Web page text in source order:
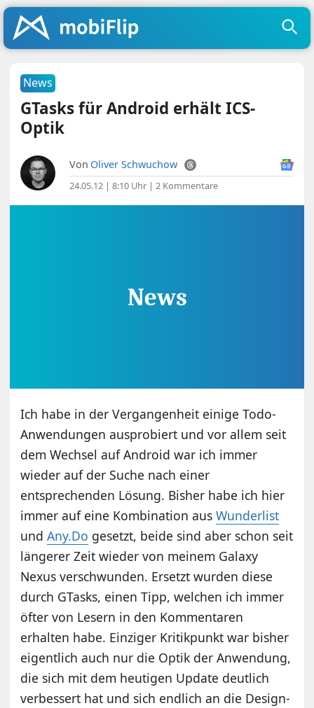
News
GTasks für Android erhält ICS-
Optik
Von Oliver Schwuchow
24.05.12 | 8:10 Uhr |2 Kommentare
Ich habe in der Vergangenheit einige Todo-
Anwendungen ausprobiert und vor allem seit
dem Wechsel auf Android war ich immer
wieder auf der Suche nach einer
entsprechenden Lösung. Bisher habe ich hier
immer auf eine Kombination ausWunderlist
undAny.Do gesetzt, beide sind aber schon seit
längerer Zeit wieder von meinem Galaxy
Nexus verschwunden. Ersetzt wurden diese
durch GTasks, einen Tipp, welchen ich immer
öfter von Lesern in den Kommentaren
erhalten habe. Einziger Kritikpunkt war bisher
eigentlich auch nur die Optik der Anwendung,
die sich mit dem heutigen Update deutlich
verbessert hat und sich endlich an die Design-